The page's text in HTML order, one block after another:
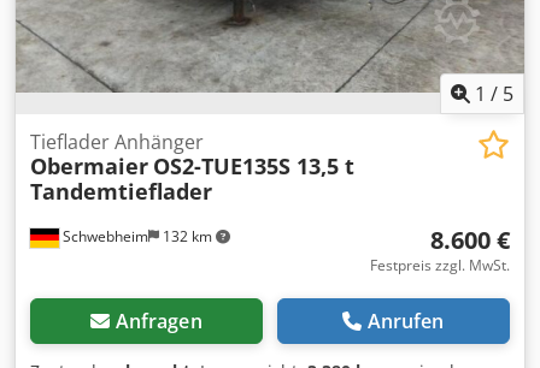
1 / 5
Schwebheim 132 km
Tieflader Anhänger
Obermaier OS2-TUE135S 13,5 t
Tandemtieflader
8.600 €
Festpreis zzgl. MwSt.
Anfragen Anrufen